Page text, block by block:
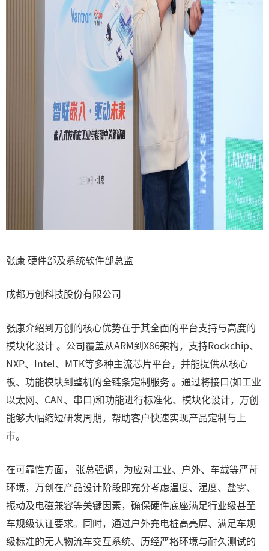
张康 硬件部及系统软件部总监
成都万创科技股份有限公司
张康介绍到万创的核心优势在于其全面的平台支持与高度的
模块化设计 。公司覆盖从ARM到X86架构，支持Rockchip、
NXP、Intel、MTK等多种主流芯片平台，并能提供从核心
板、功能模块到整机的全链条定制服务 。通过将接口(如工业
以太网、CAN、串口)和功能进行标准化、模块化设计，万创
能够大幅缩短研发周期，帮助客户快速实现产品定制与上
市。
在可靠性方面， 张总强调，为应对工业、户外、车载等严苛
环境，万创在产品设计阶段即充分考虑温度、湿度、盐雾、
振动及电磁兼容等关键因素，确保硬件底座满足行业级甚至
车规级认证要求。同时，通过户外充电桩高亮屏、满足车规
级标准的无人物流车交互系统、历经严格环境与耐久测试的